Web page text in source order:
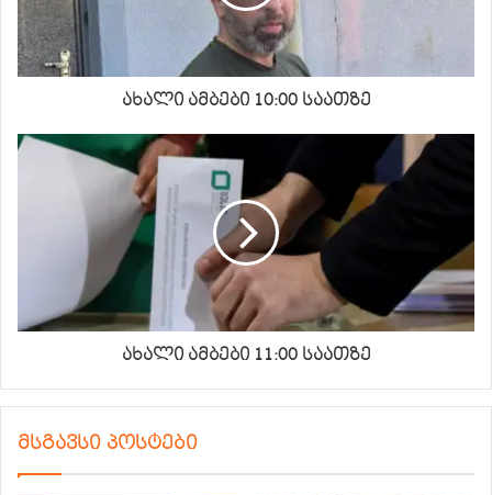
ახალი ამბები 10:00 საათზე
ახალი ამბები 11:00 საათზე
მსგავსი პოსტები